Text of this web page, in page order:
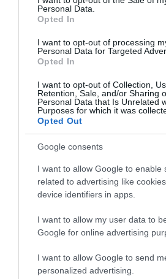
Personal Data.
Opted In
I want to opt-out of processing
Personal Data for Targeted
Opted In
I want to opt-out of Collection,
Retention, Sale, and/or Sharing
Personal Data that Is Unrelated
Purposes for which it was
Opted Out
Google consents
I want to allow Google to enable
related to advertising like
device identifiers in apps.
I want to allow my user data to
Google for online advertising
I want to allow Google to send
personalized advertising.
07.08.2026 | 10:45
έφτασαν σε αυτό το χωριό της
Εύβοιας;
07.08.2026 | 10:30
Συγκλονίζει μαρτυρία εθελοντή
στην Εύβοια: Ετσι σώθηκε το
Προκόπι από τη μεγάλη φωτιά
07.08.2026 | 10:15
Είσαι διακοπές στην Εύβοια και
θες γεύσεις στα κάρβουνα; Έλα
στο «Παλιό Πιθάρι»!
Σίμος Κεδίκογλου: Η κίνηση του
εθελοντές στην Εύβοια
07.08.2026 | 09:45
ΠΕΡΙΣΣΟΤΕΡΑ ΑΠΟ ΚΟΙΝΩΝΙΑ